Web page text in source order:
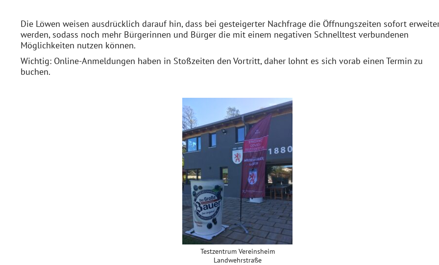
Die Löwen weisen ausdrücklich darauf hin, dass bei gesteigerter Nachfrage die Öffnungszeiten sofort
werden, sodass noch mehr Bürgerinnen und Bürger die mit einem negativen Schnelltest verbundenen
Möglichkeiten nutzen können.
Wichtig: Online-Anmeldungen haben in Stoßzeiten den Vortritt, daher lohnt es sich vorab einen Termin zu
buchen.
Testzentrum Vereinsheim
Landwehrstraße